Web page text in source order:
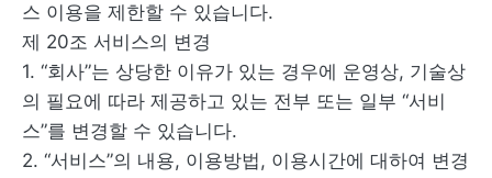
스 이용을 제한할 수 있습니다.
제 20조 서비스의 변경
1. “회사”는 상당한 이유가 있는 경우에 운영상, 기술상
의 필요에 따라 제공하고 있는 전부 또는 일부 “서비
스”를 변경할 수 있습니다.
2. “서비스”의 내용, 이용방법, 이용시간에 대하여 변경